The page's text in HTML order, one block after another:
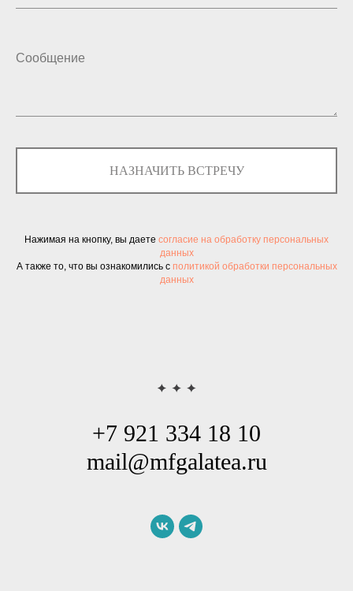
НАЗНАЧИТЬ ВСТРЕЧУ
Нажимая на кнопку, вы даете согласие на обработку персональных
данных
А также то, что вы ознакомились с политикой обработки персональных
данных
+7 921 334 18 10
mail@mfgalatea.ru